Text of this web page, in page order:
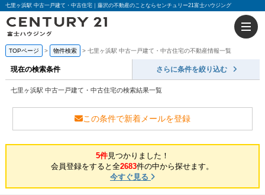
七里ヶ浜駅 中古一戸建て・中古住宅｜藤沢の不動産のことならセンチュリー21富士ハウジング
TOPページ 物件検索 七里ヶ浜駅 中古一戸建て・中古住宅の不動産情報一覧
現在の検索条件 さらに条件を絞り込む
七里ヶ浜駅 中古一戸建て・中古住宅の検索結果一覧
この条件で新着メールを登録
5件見つかりました！
会員登録をすると全2683件の中から探せます。
今すぐ見る